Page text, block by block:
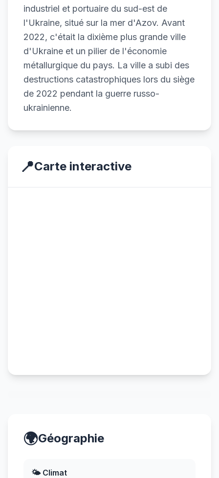
industriel et portuaire du sud-est de
l'Ukraine, situé sur la mer d'Azov. Avant
2022, c'était la dixième plus grande ville
d'Ukraine et un pilier de l'économie
métallurgique du pays. La ville a subi des
destructions catastrophiques lors du siège
de 2022 pendant la guerre russo-
ukrainienne.
📍Carte interactive
🌍Géographie
🌤️ Climat